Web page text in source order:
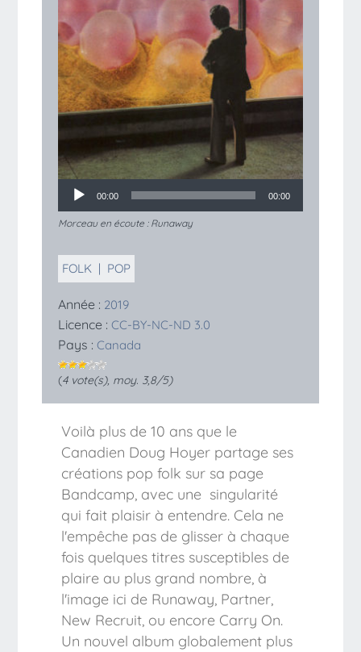
00:00 00:00
Morceau en écoute : Runaway
FOLK | POP
Année : 2019
Licence :CC-BY-NC-ND 3.0
Pays :Canada
(4vote(s), moy. 3,8/5)
Voilà plus de 10 ans que le
Canadien Doug Hoyer partage ses
créations pop folk sur sa page
Bandcamp, avec une singularité
qui fait plaisir à entendre. Cela ne
l'empêche pas de glisser à chaque
fois quelques titres susceptibles de
plaire au plus grand nombre, à
l'image ici de Runaway, Partner,
New Recruit, ou encore Carry On.
Un nouvel album globalement plus